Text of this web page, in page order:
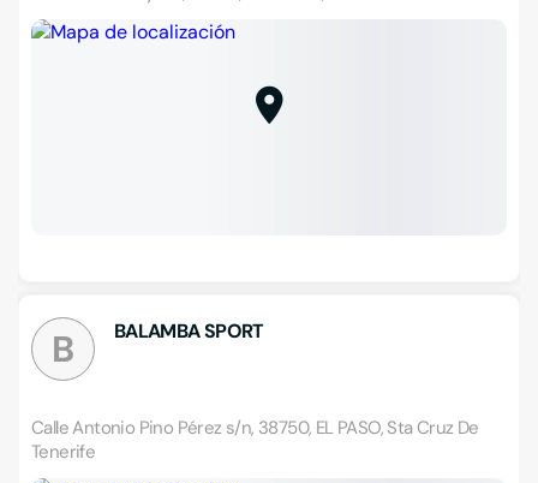
B BALAMBA SPORT
Calle Antonio Pino Pérez s/n, 38750, EL PASO, Sta Cruz De
Tenerife